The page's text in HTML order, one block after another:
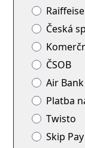
Česká
ČSOB
Air Bank
Platba
Twisto
Skip Pay